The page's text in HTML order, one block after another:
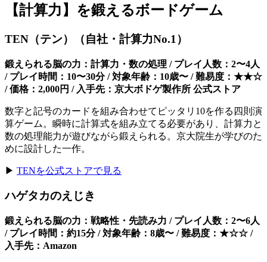
【計算力】を鍛えるボードゲーム
TEN（テン）（自社・計算力No.1）
鍛えられる脳の力：計算力・数の処理 / プレイ人数：2〜4人
/ プレイ時間：10〜30分 / 対象年齢：10歳〜 / 難易度：★★☆
/ 価格：2,000円 / 入手先：京大ボドゲ製作所 公式ストア
数字と記号のカードを組み合わせてピッタリ10を作る四則演
算ゲーム。瞬時に計算式を組み立てる必要があり、計算力と
数の処理能力が遊びながら鍛えられる。京大院生が学びのた
めに設計した一作。
▶ TENを公式ストアで見る
ハゲタカのえじき
鍛えられる脳の力：戦略性・先読み力 / プレイ人数：2〜6人
/ プレイ時間：約15分 / 対象年齢：8歳〜 / 難易度：★☆☆ /
入手先：Amazon